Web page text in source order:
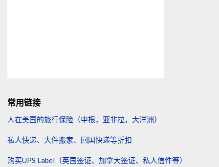
常用链接
人在美国的旅行保险（申根，亚非拉，大洋洲）
私人快递、大件搬家、回国快递等折扣
购买UPS Label（英国签证、加拿大签证、私人信件等）